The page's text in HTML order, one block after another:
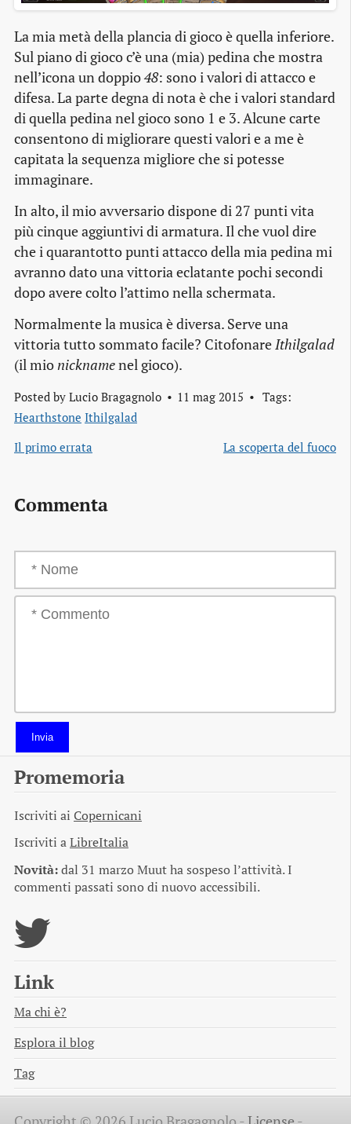
La mia metà della plancia di gioco è quella inferiore.
Sul piano di gioco c’è una (mia) pedina che mostra
nell’icona un doppio48: sono i valori di attacco e
difesa. La parte degna di nota è che i valori standard
di quella pedina nel gioco sono 1 e 3. Alcune carte
consentono di migliorare questi valori e a me è
capitata la sequenza migliore che si potesse
immaginare.
In alto, il mio avversario dispone di 27 punti vita
più cinque aggiuntivi di armatura. Il che vuol dire
che i quarantotto punti attacco della mia pedina mi
avranno dato una vittoria eclatante pochi secondi
dopo avere colto l’attimo nella schermata.
Normalmente la musica è diversa. Serve una
vittoria tutto sommato facile? CitofonareIthilgalad
(il mionicknamenel gioco).
Posted by Lucio Bragagnolo 11 mag 2015
Tags:
Hearthstone Ithilgalad
Il primo errata
La scoperta del fuoco
Commenta
Invia
Promemoria
Iscriviti ai Copernicani
Iscriviti aLibreItalia
Novità:dal 31 marzo Muut ha sospeso l’attività. I
commenti passati sono di nuovo accessibili.
Link
Ma chi è?
Esplora il blog
Tag